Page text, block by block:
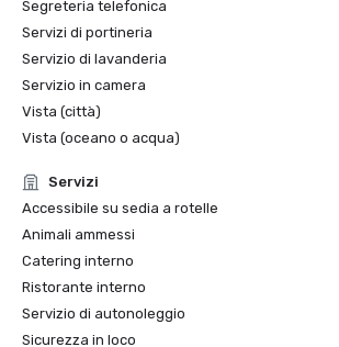
Segreteria telefonica
Servizi di portineria
Servizio di lavanderia
Servizio in camera
Vista (città)
Vista (oceano o acqua)
Servizi
Accessibile su sedia a rotelle
Animali ammessi
Catering interno
Ristorante interno
Servizio di autonoleggio
Sicurezza in loco